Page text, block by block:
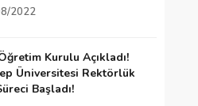
2022
Kurulu Açıkladı!
Üniversitesi Rektörlük
Başladı!